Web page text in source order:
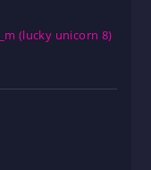
(lucky unicorn 8)